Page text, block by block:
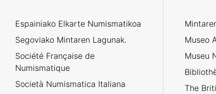
Espainiako Elkarte Numismatikoa
Segoviako Mintaren Lagunak.
Société Française de
Numismatique
Società Numismatica Italiana
Museo
Museu
The